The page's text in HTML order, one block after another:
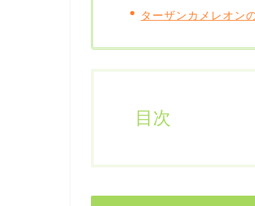
ターザンカメレオン
目次